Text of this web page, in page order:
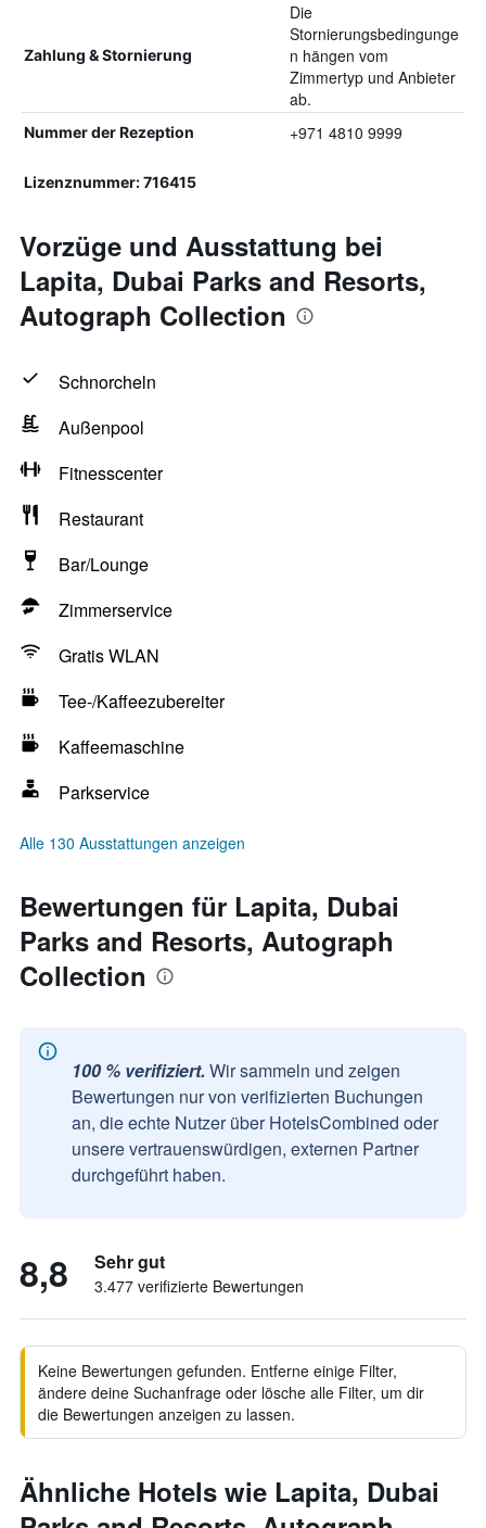
Zahlung & Stornierung
Die
Stornierungsbedingunge
n hängen vom
Zimmertyp und Anbieter
ab.
Nummer der Rezeption +971 4810 9999
Lizenznummer: 716415
Vorzüge und Ausstattung bei
Lapita, Dubai Parks and Resorts,
Autograph Collection
Schnorcheln
Außenpool
Fitnesscenter
Restaurant
Bar/Lounge
Zimmerservice
Gratis WLAN
Tee-/Kaffeezubereiter
Kaffeemaschine
Parkservice
Alle 130 Ausstattungen anzeigen
Bewertungen für Lapita, Dubai
Parks and Resorts, Autograph
Collection
100 % verifiziert. Wir sammeln und zeigen
Bewertungen nur von verifizierten Buchungen
an, die echte Nutzer über HotelsCombined oder
unsere vertrauenswürdigen, externen Partner
durchgeführt haben.
8,8 Sehr gut
3.477 verifizierte Bewertungen
Keine Bewertungen gefunden. Entferne einige Filter,
ändere deine Suchanfrage oder lösche alle Filter, um dir
die Bewertungen anzeigen zu lassen.
Ähnliche Hotels wie Lapita, Dubai